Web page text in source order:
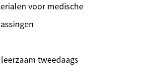
voor medische
tweedaags